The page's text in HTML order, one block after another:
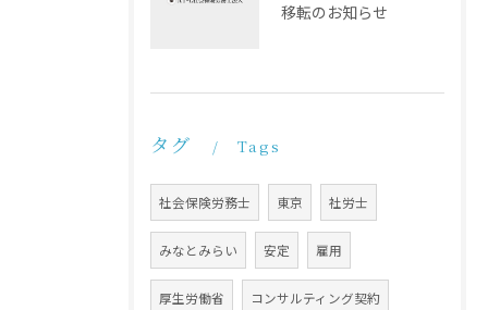
移転のお知らせ
タグ Tags
社会保険労務士 東京 社労士
みなとみらい 安定 雇用
厚生労働省 コンサルティング契約